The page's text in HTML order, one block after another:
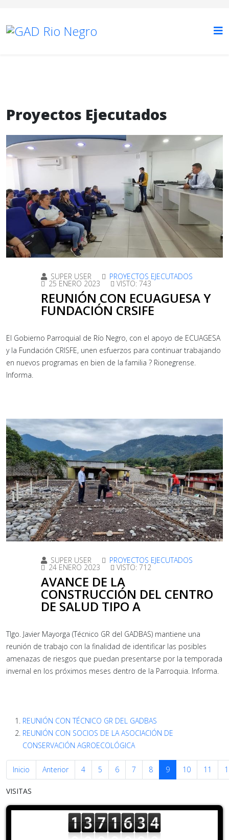
Proyectos Ejecutados
SUPER USER PROYECTOS EJECUTADOS
25 ENERO 2023 VISTO: 743
REUNIÓN CON ECUAGUESA Y
FUNDACIÓN CRSIFE
El Gobierno Parroquial de Río Negro, con el apoyo de ECUAGESA
y la Fundación CRISFE, unen esfuerzos para continuar trabajando
en nuevos programas en bien de la familia ? Rionegrense.
Informa.
SUPER USER PROYECTOS EJECUTADOS
24 ENERO 2023 VISTO: 712
AVANCE DE LA
CONSTRUCCIÓN DEL CENTRO
DE SALUD TIPO A
Tlgo. Javier Mayorga (Técnico GR del GADBAS) mantiene una
reunión de trabajo con la finalidad de identificar las posibles
amenazas de riesgos que puedan presentarse por la temporada
invernal en los próximos meses dentro de la Parroquia. Informa.
REUNIÓN CON TÉCNICO GR DEL GADBAS
REUNIÓN CON SOCIOS DE LA ASOCIACIÓN DE
CONSERVACIÓN AGROECOLÓGICA
Inicio Anterior 4 5 6 7 8 9 10 11
VISITAS